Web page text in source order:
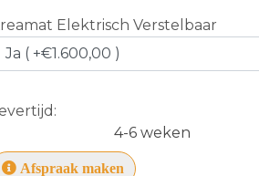
Elektrisch Verstelbaar
4-6 weken
Afspraak maken